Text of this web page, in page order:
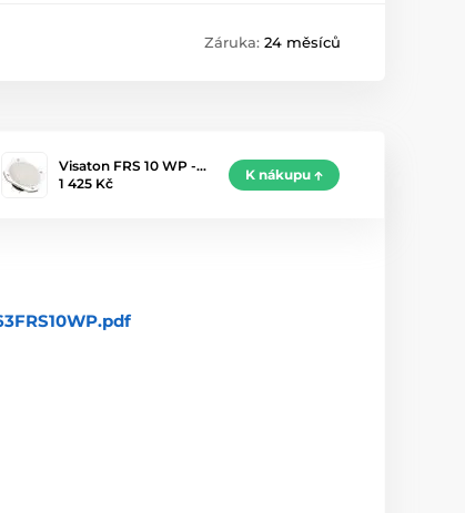
Záruka: 24 měsíců
Visaton FRS 10 WP -…
1 425 Kč
K nákupu